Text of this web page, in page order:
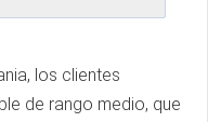
los clientes
de rango medio, que